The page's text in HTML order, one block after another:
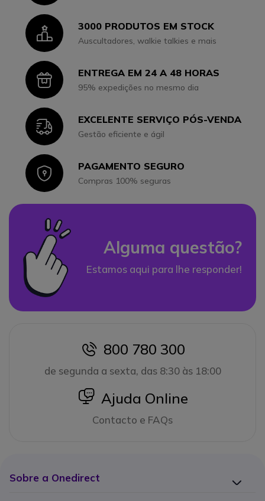
Icon3000 PRODUTOS EM STOCK
Auscultadores, walkie talkies e mais
IconENTREGA EM 24 A 48 HORAS
95% expedições no mesmo dia
IconEXCELENTE SERVIÇO PÓS-VENDA
Gestão eficiente e ágil
IconPAGAMENTO SEGURO
Compras 100% seguras
Alguma questão?
Estamos aqui para lhe responder!
icon
800 780 300
de segunda a sexta, das 8:30 às 18:00
icon
Ajuda Online
Contacto e FAQs
Sobre a Onedirect